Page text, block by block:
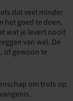
dat veel minder
het goed te doen.
wat je levert nooit
van wel. De
of gewoon te
om trots op